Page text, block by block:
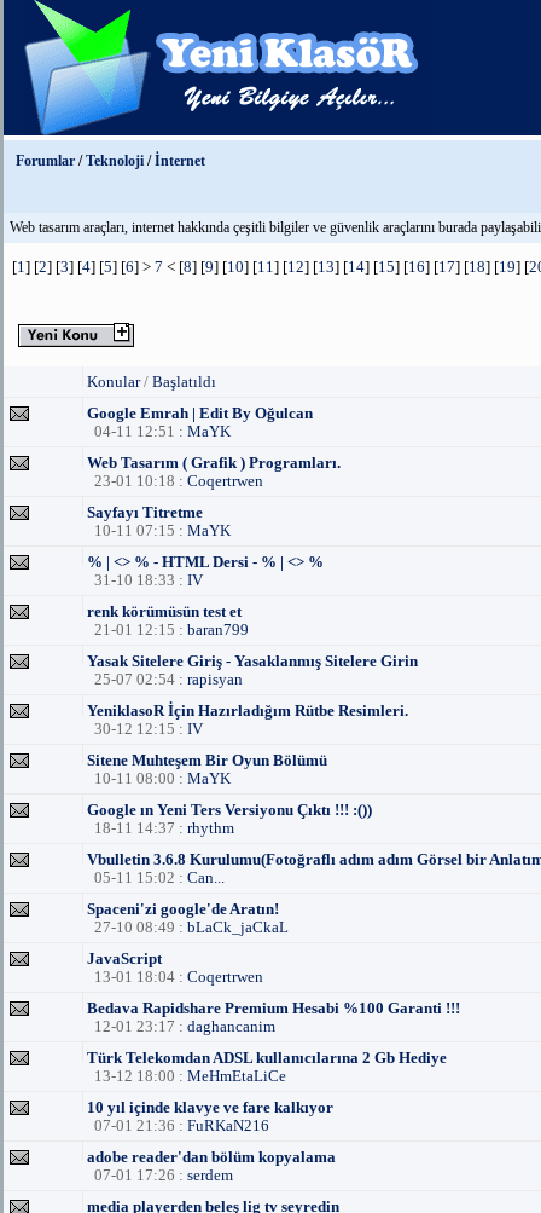
Forumlar /Teknoloji /İnternet
Web tasarım araçları, internet hakkında çeşitli bilgiler ve güvenlik araçlarını burada
[1] [2] [3] [4] [5] [6] > 7 < [8] [9] [10] [11] [12] [13] [14] [15] [16] [17] [18] [19] [
Konular/ Başlatıldı
Google Emrah | Edit By Oğulcan
04-11 12:51 : MaYK
Web Tasarım ( Grafik ) Programları.
23-01 10:18 : Coqertrwen
Sayfayı Titretme
10-11 07:15 : MaYK
% | <> % - HTML Dersi - % | <> %
31-10 18:33 : IV
renk körümüsün test et
21-01 12:15 : baran799
Yasak Sitelere Giriş - Yasaklanmış Sitelere Girin
25-07 02:54 : rapisyan
YeniklasoR İçin Hazırladığım Rütbe Resimleri.
30-12 12:15 : IV
Sitene Muhteşem Bir Oyun Bölümü
10-11 08:00 : MaYK
Google ın Yeni Ters Versiyonu Çıktı !!! :())
18-11 14:37 : rhythm
Vbulletin 3.6.8 Kurulumu(Fotoğraflı adım adım Görsel bir
05-11 15:02 : Can...
Spaceni'zi google'de Aratın!
27-10 08:49 : bLaCk_jaCkaL
JavaScript
13-01 18:04 : Coqertrwen
Bedava Rapidshare Premium Hesabi %100 Garanti !!!
12-01 23:17 : daghancanim
Türk Telekomdan ADSL kullanıcılarına 2 Gb Hediye
13-12 18:00 : MeHmEtaLiCe
10 yıl içinde klavye ve fare kalkıyor
07-01 21:36 : FuRKaN216
adobe reader'dan bölüm kopyalama
07-01 17:26 : serdem
media playerden beleş lig tv seyredin